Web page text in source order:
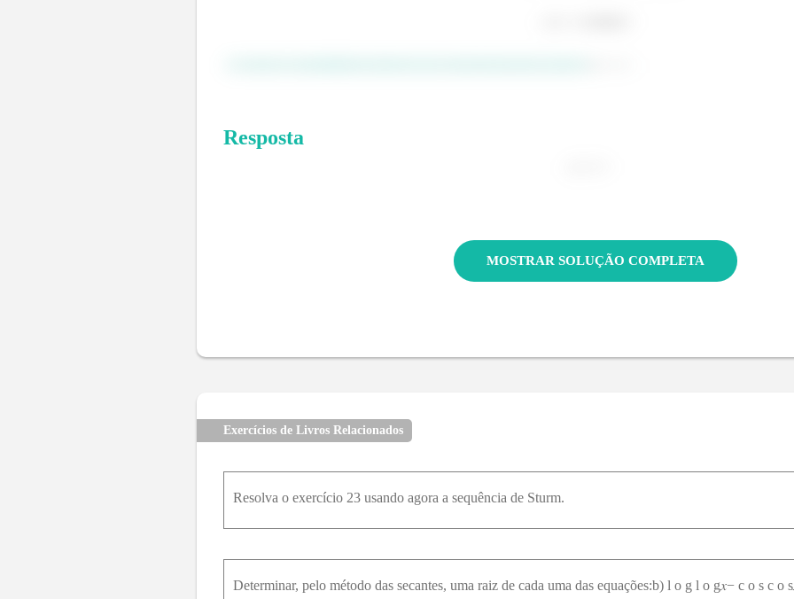
Resposta
MOSTRAR SOLUÇÃO COMPLETA
Exercícios de Livros Relacionados
Resolva o exercício 23 usando agora a sequência de Sturm.
Determinar, pelo método das secantes, uma raiz de cada uma das equações:b) l o g l o g𝑥− c o s c o